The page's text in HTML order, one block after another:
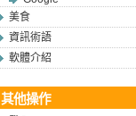
美食
資訊術語
軟體介紹
其他操作